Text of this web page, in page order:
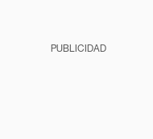
PUBLICIDAD